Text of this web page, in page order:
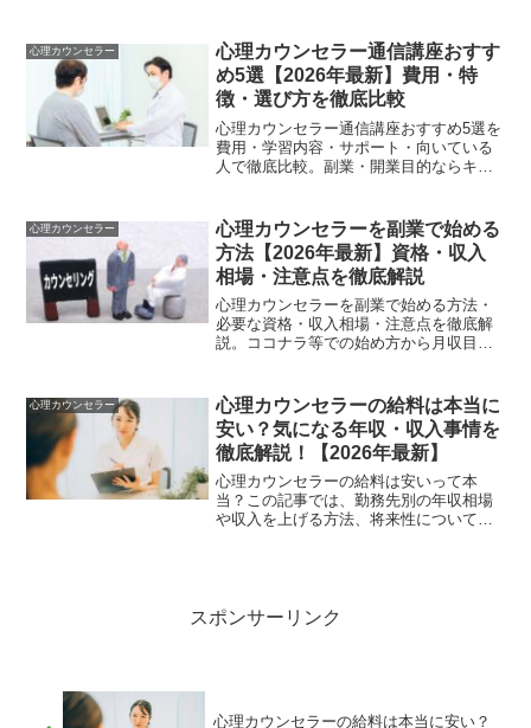
心理カウンセラー
心理カウンセラー通信講座おすす
め5選【2026年最新】費用・特
徴・選び方を徹底比較
心理カウンセラー通信講座おすすめ5選を
費用・学習内容・サポート・向いている
人で徹底比較。副業・開業目的ならキャ
心理カウンセラー
心理カウンセラーを副業で始める
方法【2026年最新】資格・収入
相場・注意点を徹底解説
心理カウンセラーを副業で始める方法・
必要な資格・収入相場・注意点を徹底解
説。ココナラ等での始め方から月収目
心理カウンセラー
心理カウンセラーの給料は本当に
安い？気になる年収・収入事情を
徹底解説！【2026年最新】
心理カウンセラーの給料は安いって本
当？この記事では、勤務先別の年収相場
や収入を上げる方法、将来性についてわ
スポンサーリンク
心理カウンセラーの給料は本当に安い？